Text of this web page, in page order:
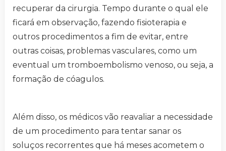
recuperar da cirurgia. Tempo durante o qual ele
ficará em observação, fazendo fisioterapia e
outros procedimentos a fim de evitar, entre
outras coisas, problemas vasculares, como um
eventual um tromboembolismo venoso, ou seja, a
formação de cóagulos.
Além disso, os médicos vão reavaliar a necessidade
de um procedimento para tentar sanar os
soluços recorrentes que há meses acometem o